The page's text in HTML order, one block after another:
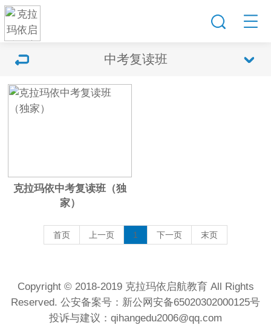
中考复读班
克拉玛依中考复读班（独
家）
首页 上一页 1 下一页 末页
Copyright © 2018-2019 克拉玛依启航教育 All Rights
Reserved. 公安备案号：新公网安备65020302000125号
投诉与建议：qihangedu2006@qq.com